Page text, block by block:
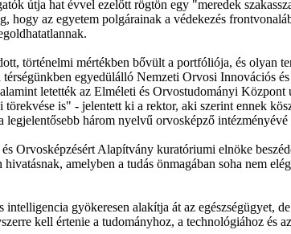
útja hat évvel ezelőtt rögtön egy "meredek
hogy az egyetem polgárainak a védekezés
történelmi mértékben bővült a portfóliója, és olyan
egyedülálló Nemzeti Orvosi Innovációs
letették az Elméleti és Orvostudományi
törekvése is" - jelentett ki a rektor, aki szerint ennek
három nyelvű orvosképző intézményévé
Orvosképzésért Alapítvány kuratóriumi elnöke
amelyben a tudás önmagában soha nem
gyökeresen alakítja át az egészségügyet,
kell értenie a tudományhoz, a technológiához és